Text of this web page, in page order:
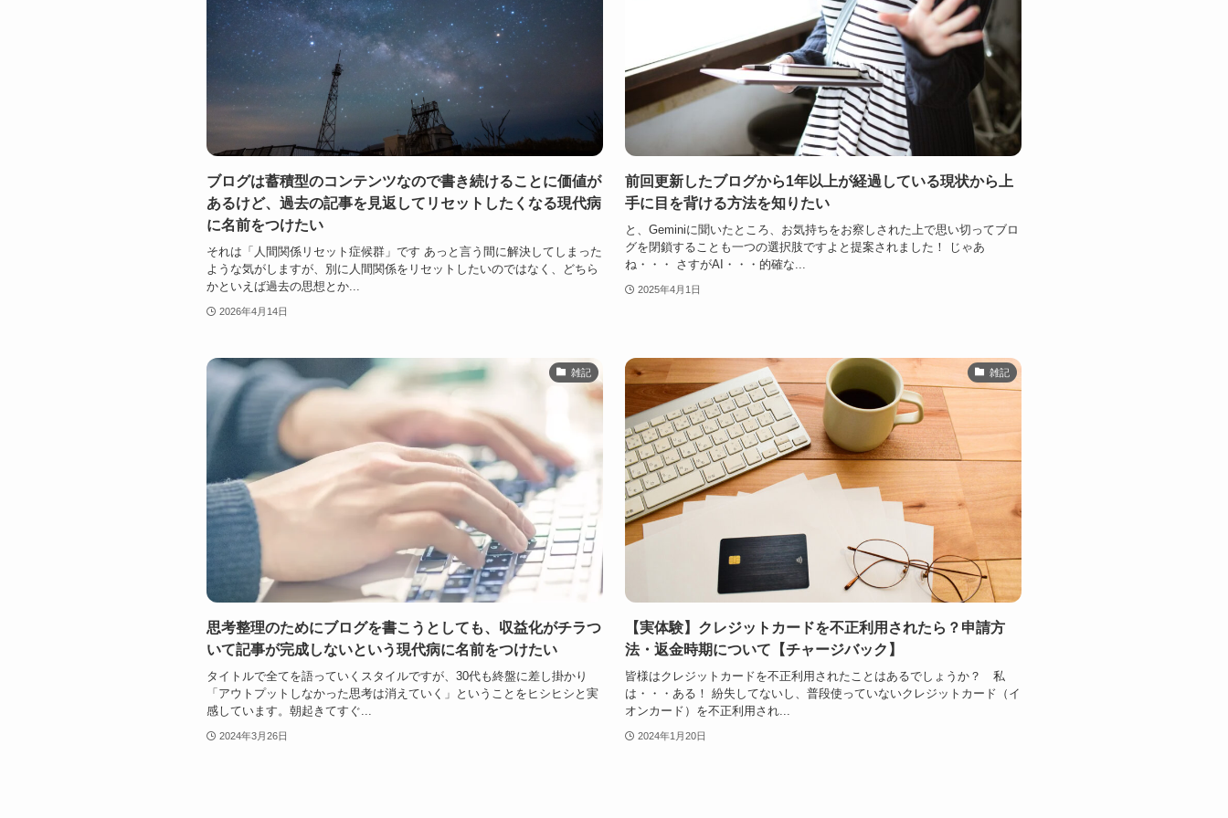
ブログは蓄積型のコンテンツなので書き続けることに価値が
あるけど、過去の記事を見返してリセットしたくなる現代病
に名前をつけたい
それは「人間関係リセット症候群」です あっと言う間に解決してしまった
ような気がしますが、別に人間関係をリセットしたいのではなく、どちら
かといえば過去の思想とか...
2026年4月14日
前回更新したブログから1年以上が経過している現状から上
手に目を背ける方法を知りたい
と、Geminiに聞いたところ、お気持ちをお察しされた上で思い切ってブロ
グを閉鎖することも一つの選択肢ですよと提案されました！ じゃあ
ね・・・ さすがAI・・・的確な...
2025年4月1日
雑記
思考整理のためにブログを書こうとしても、収益化がチラつ
いて記事が完成しないという現代病に名前をつけたい
タイトルで全てを語っていくスタイルですが、30代も終盤に差し掛かり
「アウトプットしなかった思考は消えていく」ということをヒシヒシと実
感しています。朝起きてすぐ...
2024年3月26日
雑記
【実体験】クレジットカードを不正利用されたら？申請方
法・返金時期について【チャージバック】
皆様はクレジットカードを不正利用されたことはあるでしょうか？ 私
は・・・ある！ 紛失してないし、普段使っていないクレジットカード（イ
オンカード）を不正利用され...
2024年1月20日